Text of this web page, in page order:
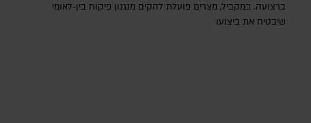
ברצועה. במקביל, מצרים פועלת להקים מנגנון פיקוח בין-לאומי
שיבטיח את ביצועו